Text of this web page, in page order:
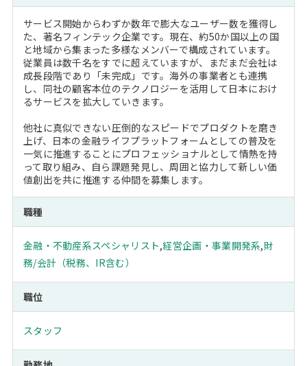
サービス開始からわずか数年で膨大なユーザー数を獲得し
た、著名フィンテック企業です。現在、約50か国以上の国
と地域から集まった多様なメンバーで構成されています。
従業員は数千名をすでに超えていますが、まだまだ会社は
成長段階であり「未完成」です。海外の事業者とも連携
し、同社の顧客本位のテクノロジーを活用して日本におけ
るサービスを拡大していきます。
他社に真似できない圧倒的なスピードでプロダクトを磨き
上げ、日本の金融ライフプラットフォームとしての普及を
一気に推進することにプロフェッショナルとして情熱を持
って取り組み、自ら課題発見し、周囲と協力して新しい価
値創出を共に推進する仲間を募集します。
職種
金融・不動産系スペシャリスト,経営企画・事業開発系,財
務/会計（税務、IR含む）
職位
スタッフ